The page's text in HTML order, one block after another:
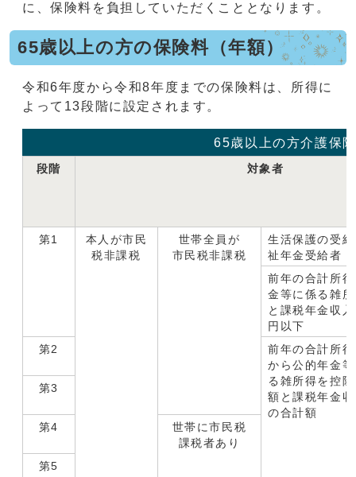
に、保険料を負担していただくこととなります。
65歳以上の方の保険料（年額）
令和6年度から令和8年度までの保険料は、所得に
よって13段階に設定されます。
65歳以上の方介護保
段階 対象者
第1
本人が市民
税非課税
世帯全員が
市民税非課税
生活保護の受
祉年金受給者
前年の合計所
金等に係る雑
と課税年金収
円以下
第2
前年の合計所
から公的年金
る雑所得を控
額と課税年金
の合計額
第3
第4
世帯に市民税
課税者あり
第5